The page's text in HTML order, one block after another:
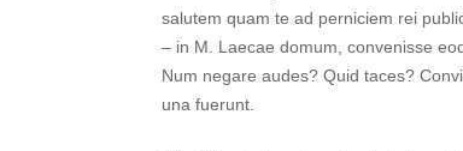
salutem quam te ad perniciem rei
– in M. Laecae domum, convenisse
Num negare audes? Quid taces?
una fuerunt.